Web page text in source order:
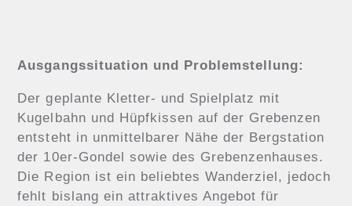
Ausgangssituation und Problemstellung:
Der geplante Kletter- und Spielplatz mit
Kugelbahn und Hüpfkissen auf der Grebenzen
entsteht in unmittelbarer Nähe der Bergstation
der 10er-Gondel sowie des Grebenzenhauses.
Die Region ist ein beliebtes Wanderziel, jedoch
fehlt bislang ein attraktives Angebot für